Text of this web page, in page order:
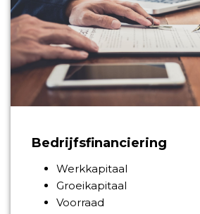
Bedrijfsfinanciering
Werkkapitaal
Groeikapitaal
Voorraad